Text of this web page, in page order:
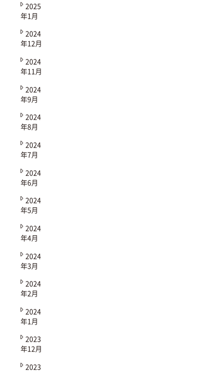
2025
年1月
2024
年12月
2024
年11月
2024
年9月
2024
年8月
2024
年7月
2024
年6月
2024
年5月
2024
年4月
2024
年3月
2024
年2月
2024
年1月
2023
年12月
2023